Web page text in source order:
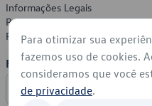
Informações Legais
Política de Privacidade
Política de Cookies
Formas de Pagamento
Para otimizar sua
fazemos uso de cookies.
consideramos que você
de privacidade.